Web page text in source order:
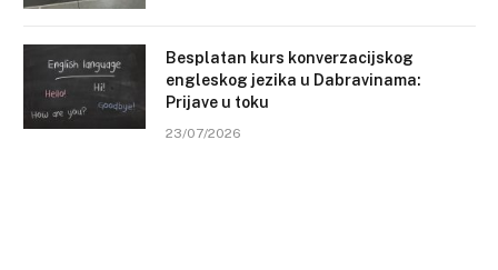
Besplatan kurs konverzacijskog
engleskog jezika u Dabravinama:
Prijave u toku
23/07/2026